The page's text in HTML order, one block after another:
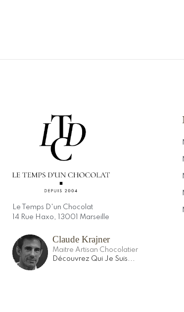
Le Temps D'un Chocolat
14 Rue Haxo, 13001 Marseille
Claude Krajner
Maitre Artisan Chocolatier
Découvrez Qui Je Suis...